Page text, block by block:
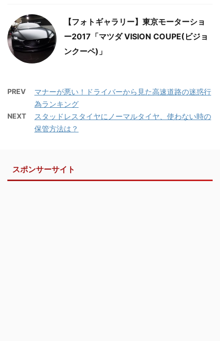
【フォトギャラリー】東京モーターショ
ー2017「マツダ VISION COUPE(ビジョ
ンクーペ)」
PREV
マナーが悪い！ドライバーから見た高速道路の迷惑行
為ランキング
NEXT
スタッドレスタイヤにノーマルタイヤ、使わない時の
保管方法は？
スポンサーサイト